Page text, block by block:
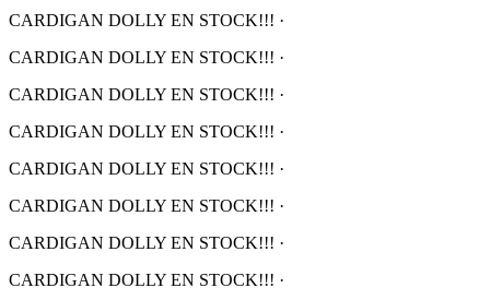
CARDIGAN DOLLY EN STOCK!!! ·
CARDIGAN DOLLY EN STOCK!!! ·
CARDIGAN DOLLY EN STOCK!!! ·
CARDIGAN DOLLY EN STOCK!!! ·
CARDIGAN DOLLY EN STOCK!!! ·
CARDIGAN DOLLY EN STOCK!!! ·
CARDIGAN DOLLY EN STOCK!!! ·
CARDIGAN DOLLY EN STOCK!!! ·